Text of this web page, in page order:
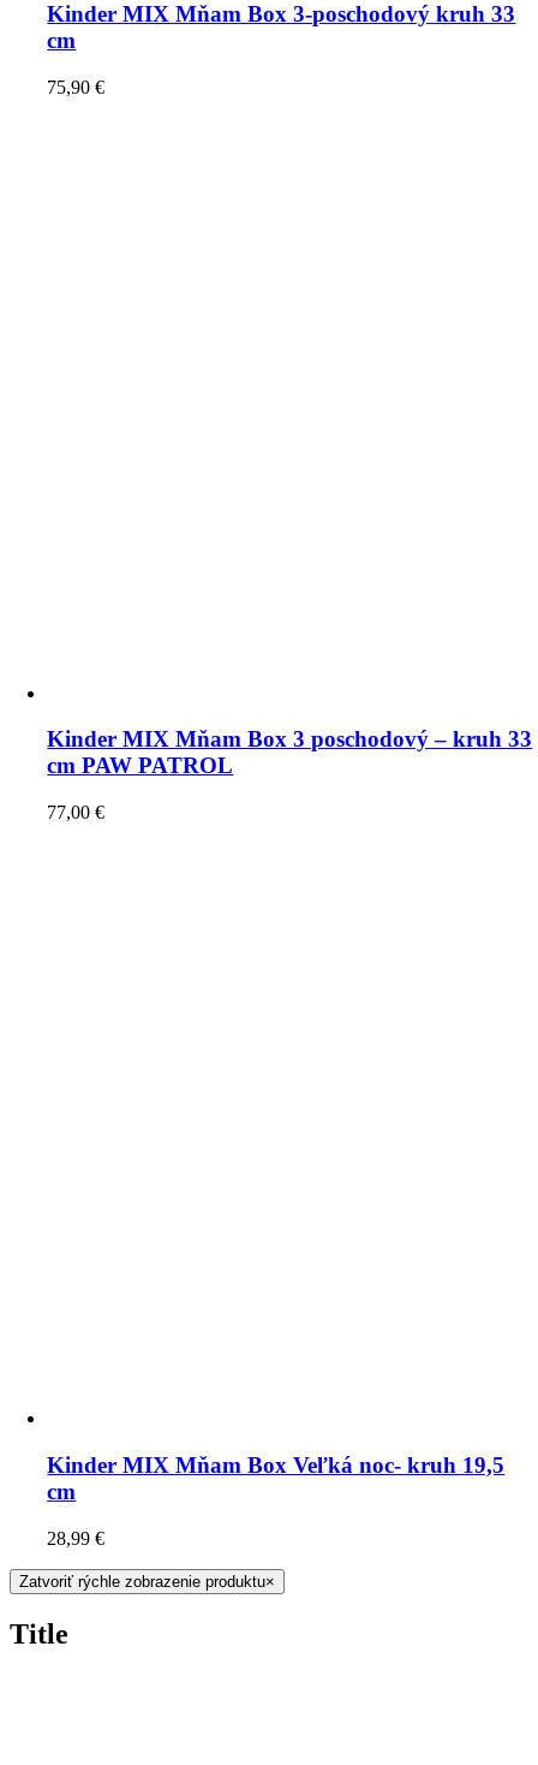
Kinder MIX Mňam Box 3-poschodový kruh 33
cm
75,90€
Kinder MIX Mňam Box 3 poschodový – kruh 33
cm PAW PATROL
77,00€
Kinder MIX Mňam Box Veľká noc- kruh 19,5
cm
28,99€
Zatvoriť rýchle zobrazenie produktu×
Title